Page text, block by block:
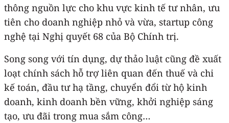
thông nguồn lực cho khu vực kinh tế tư nhân, ưu
tiên cho doanh nghiệp nhỏ và vừa, startup công
nghệ tại Nghị quyết 68 của Bộ Chính trị.
Song song với tín dụng, dự thảo luật cũng đề xuất
loạt chính sách hỗ trợ liên quan đến thuế và chi
kế toán, đầu tư hạ tầng, chuyển đổi từ hộ kinh
doanh, kinh doanh bền vững, khởi nghiệp sáng
tạo, ưu đãi trong mua sắm công…